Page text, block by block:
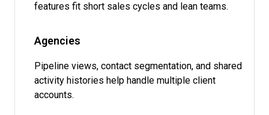
features fit short sales cycles and lean teams.
Agencies
Pipeline views, contact segmentation, and shared
activity histories help handle multiple client
accounts.